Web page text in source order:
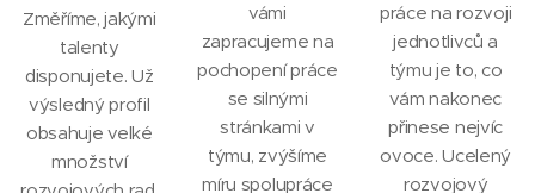
Změříme, jakými
talenty
disponujete. Už
výsledný profil
obsahuje velké
množství
vámi
zapracujeme na
pochopení práce
se silnými
stránkami v
týmu, zvýšíme
míru spolupráce
práce na rozvoji
jednotlivců a
týmu je to, co
vám nakonec
přinese nejvíc
ovoce. Ucelený
rozvojový